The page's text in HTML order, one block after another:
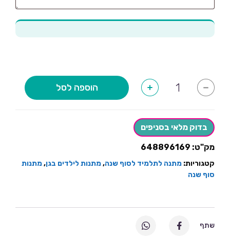
-
של
כותנה
+ הוספה לסל
בדוק מלאי בסניפים
מק"ט: 648896169
קטגוריות: מתנה לתלמיד לסוף שנה,מתנות לילדים בגן,מתנות
סוף שנה
שתף